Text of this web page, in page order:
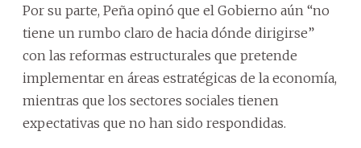
Por su parte, Peña opinó que el Gobierno aún “no
tiene un rumbo claro de hacia dónde dirigirse”
con las reformas estructurales que pretende
implementar en áreas estratégicas de la economía,
mientras que los sectores sociales tienen
expectativas que no han sido respondidas.